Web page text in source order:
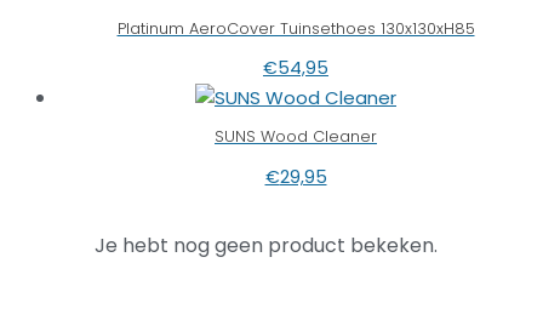
Platinum AeroCover Tuinsethoes 130x130xH85
€54,95
SUNS Wood Cleaner
€29,95
Je hebt nog geen product bekeken.